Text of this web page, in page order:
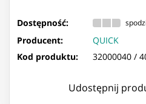
Dostępność:
Producent:
QUICK
Kod produktu:
32000040 /
Udostępnij